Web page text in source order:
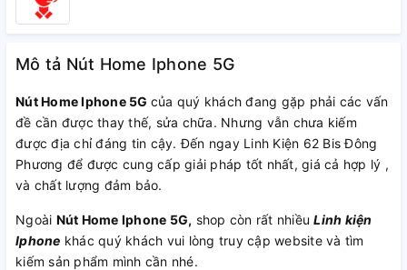
Mô tả Nút Home Iphone 5G
Nút Home Iphone 5G của quý khách đang gặp phải các vấn
đề cần được thay thế, sửa chữa. Nhưng vẫn chưa kiếm
được địa chỉ đáng tin cậy. Đến ngay Linh Kiện 62 Bis Đông
Phương để được cung cấp giải pháp tốt nhất, giá cả hợp lý ,
và chất lượng đảm bảo.
Ngoài Nút Home Iphone 5G, shop còn rất nhiềuLinh kiện
Iphone khác quý khách vui lòng truy cập website và tìm
kiếm sản phẩm mình cần nhé.